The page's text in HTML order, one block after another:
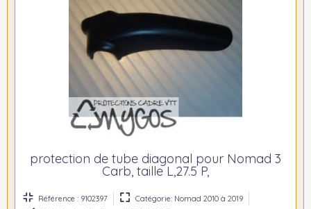
protection de tube diagonal pour Nomad 3
Carb, taille L,27.5 P,
Référence : 9102397
Catégorie: Nomad 2010 à 2019